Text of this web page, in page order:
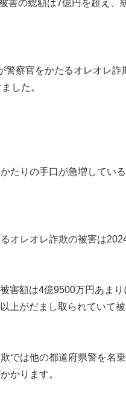
害の総額は7億円を超え、
警察官をかたるオレオレ
した。
たりの手口が急増してい
オレオレ詐欺の被害は
害額は4億9500万円あま
上がだまし取られていて被
では他の都道府県警を名
かります。